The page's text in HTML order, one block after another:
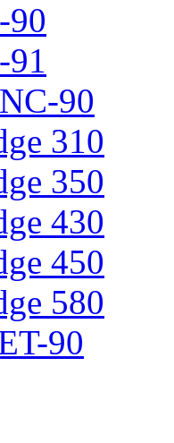
90
91
90
310
350
430
450
580
90